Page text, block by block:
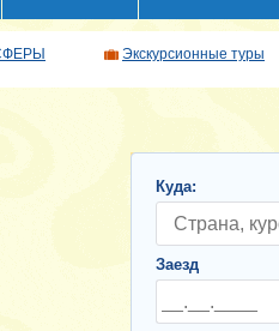
Экскурсионные туры
Куда:
Заезд